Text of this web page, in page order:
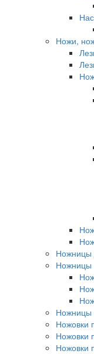
Ножи,
Ножницы
Ножницы
Ножницы
Ножовки
Ножовки
Ножовки